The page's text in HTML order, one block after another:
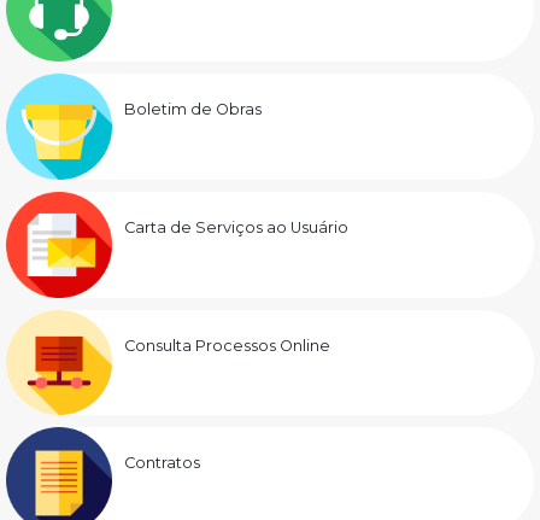
Boletim de Obras
Carta de Serviços ao Usuário
Consulta Processos Online
Contratos